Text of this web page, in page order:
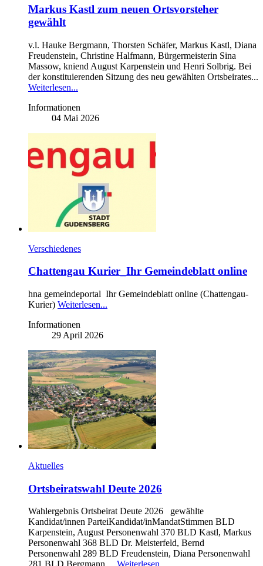
Markus Kastl zum neuen Ortsvorsteher
gewählt
v.l. Hauke Bergmann, Thorsten Schäfer, Markus Kastl, Diana
Freudenstein, Christine Halfmann, Bürgermeisterin Sina
Massow, kniend August Karpenstein und Henri Solbrig. Bei
der konstituierenden Sitzung des neu gewählten Ortsbeirates...
Weiterlesen...
Informationen
04 Mai 2026
Verschiedenes
Chattengau Kurier_Ihr Gemeindeblatt online
hna gemeindeportal Ihr Gemeindeblatt online (Chattengau-
Kurier) Weiterlesen...
Informationen
29 April 2026
Aktuelles
Ortsbeiratswahl Deute 2026
Wahlergebnis Ortsbeirat Deute 2026 gewählte
Kandidat/innen ParteiKandidat/inMandatStimmen BLD
Karpenstein, August Personenwahl 370 BLD Kastl, Markus
Personenwahl 368 BLD Dr. Meisterfeld, Bernd
Personenwahl 289 BLD Freudenstein, Diana Personenwahl